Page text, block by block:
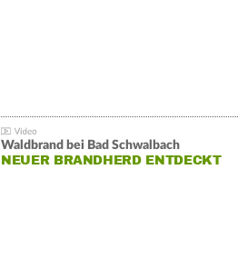
Waldbrand bei Bad Schwalbach
NEUER BRANDHERD ENTDECKT